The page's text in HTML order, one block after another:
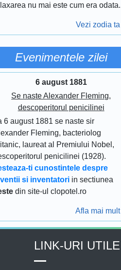
nu mai este cum era odata.
Vezi zodia ta
Evenimentele zilei
6 august 1881
Se naste Alexander Fleming,
descoperitorul penicilinei
6 august 1881 se naste sir
Fleming, bacteriolog
laureat al Premiului Nobel,
penicilinei (1928).
ti cunostintele despre
si inventatori in sectiunea
din site-ul clopotel.ro
Afla mai mult
LINK-URI UTILE